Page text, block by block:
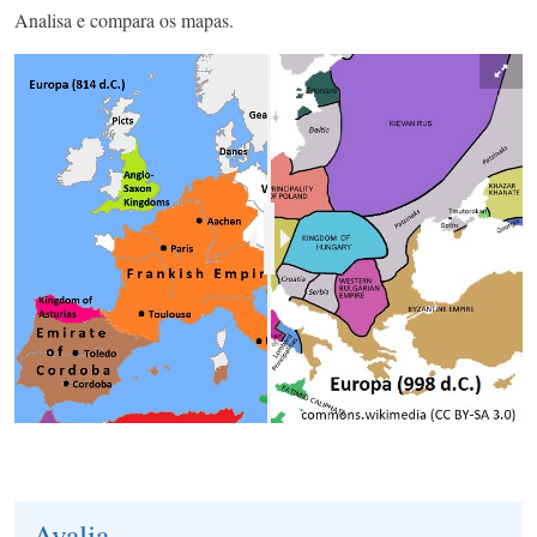
Analisa e compara os mapas.